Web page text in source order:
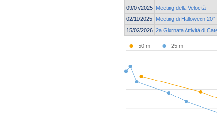
09/07/2025
Meeting della Velocità
02/11/2025
Meeting di Halloween
15/02/2026 2a Giornata Attività di
50 m 25 m